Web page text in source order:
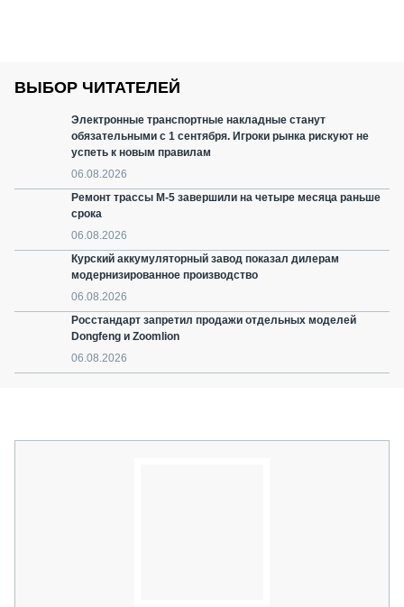
ВЫБОР ЧИТАТЕЛЕЙ
Электронные транспортные накладные станут
обязательными с 1 сентября. Игроки рынка рискуют не
успеть к новым правилам
06.08.2026
Ремонт трассы М-5 завершили на четыре месяца раньше
срока
06.08.2026
Курский аккумуляторный завод показал дилерам
модернизированное производство
06.08.2026
Росстандарт запретил продажи отдельных моделей
Dongfeng и Zoomlion
06.08.2026